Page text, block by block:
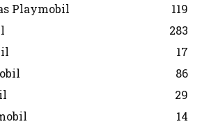
Playmobil
119
283
17
86
29
14